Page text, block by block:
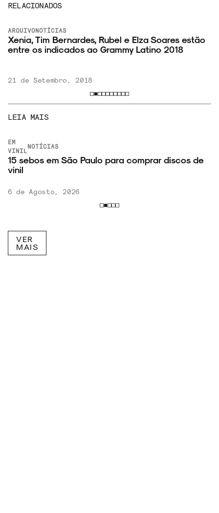
RELACIONADOS
ARQUIVONOTÍCIAS
Xenia, Tim Bernardes, Rubel e Elza Soares estão
entre os indicados ao Grammy Latino 2018
21 de Setembro, 2018
LEIA MAIS
EM
VINIL
NOTÍCIAS
15 sebos em São Paulo para comprar discos de
vinil
6 de Agosto, 2026
VER
MAIS